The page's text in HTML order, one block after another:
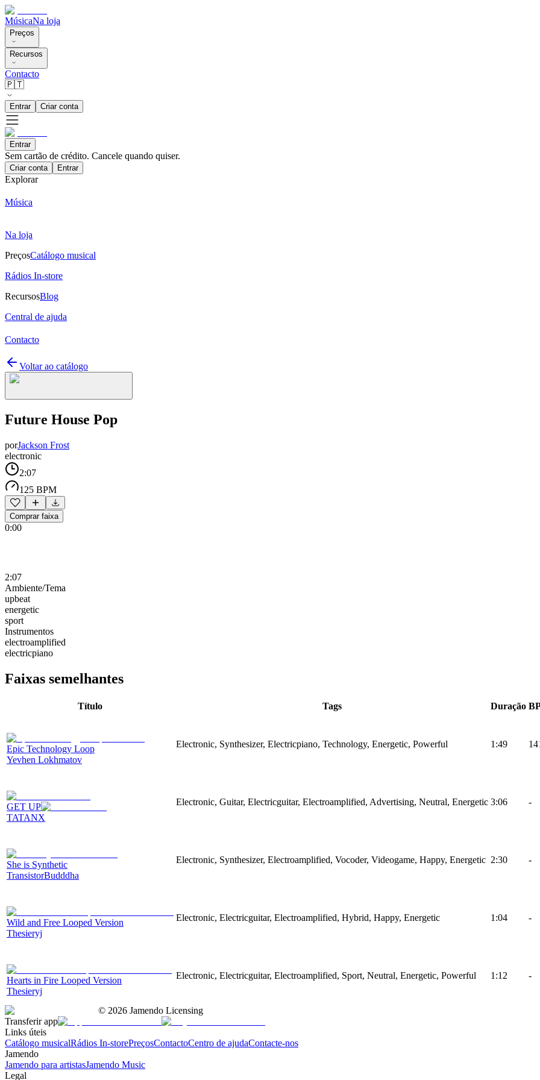
MúsicaNa loja
Preços
Recursos
Contacto
🇵🇹
Entrar Criar conta
Entrar
Sem cartão de crédito. Cancele quando quiser.
Criar conta Entrar
Explorar
Música
Na loja
PreçosCatálogo musical
Rádios In-store
RecursosBlog
Central de ajuda
Contacto
Voltar ao catálogo
Future House Pop
porJackson Frost
electronic
2:07
125 BPM
Comprar faixa
0:00
2:07
Ambiente/Tema
upbeat
energetic
sport
Instrumentos
electroamplified
electricpiano
Faixas semelhantes
Título Tags Duração
Epic Technology Loop
Yevhen Lokhmatov
Electronic, Synthesizer, Electricpiano, Technology, Energetic, Powerful 1:49
GET UP
TATANX
Electronic, Guitar, Electricguitar, Electroamplified, Advertising, Neutral, Energetic 3:06 -
She is Synthetic
TransistorBudddha
Electronic, Synthesizer, Electroamplified, Vocoder, Videogame, Happy, Energetic 2:30 -
Wild and Free Looped Version
Thesieryj
Electronic, Electricguitar, Electroamplified, Hybrid, Happy, Energetic 1:04 -
Hearts in Fire Looped Version
Thesieryj
Electronic, Electricguitar, Electroamplified, Sport, Neutral, Energetic, Powerful 1:12 -
© 2026 Jamendo Licensing
Transferir app
Links úteis
Catálogo musicalRádios In-storePreçosContactoCentro de ajudaContacte-nos
Jamendo
Jamendo para artistasJamendo Music
Legal